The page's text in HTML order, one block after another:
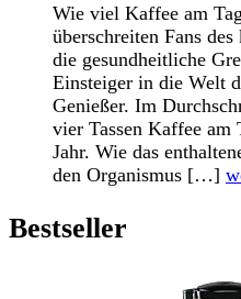
Wie viel Kaffee am
überschreiten Fans
die gesundheitliche
Einsteiger in die Welt
Genießer. Im
vier Tassen Kaffee
Jahr. Wie das
den Organismus […]
Bestseller